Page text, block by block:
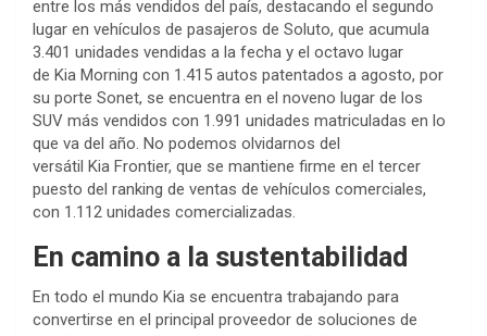
entre los más vendidos del país, destacando el segundo
lugar en vehículos de pasajeros de Soluto, que acumula
3.401 unidades vendidas a la fecha y el octavo lugar
de Kia Morning con 1.415 autos patentados a agosto, por
su porte Sonet, se encuentra en el noveno lugar de los
SUV más vendidos con 1.991 unidades matriculadas en lo
que va del año. No podemos olvidarnos del
versátil Kia Frontier, que se mantiene firme en el tercer
puesto del ranking de ventas de vehículos comerciales,
con 1.112 unidades comercializadas.
En camino a la sustentabilidad
En todo el mundo Kia se encuentra trabajando para
convertirse en el principal proveedor de soluciones de